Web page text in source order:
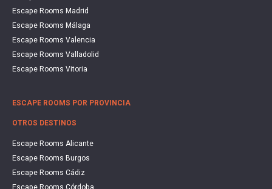
Escape Rooms Madrid
Escape Rooms Málaga
Escape Rooms Valencia
Escape Rooms Valladolid
Escape Rooms Vitoria
ESCAPE ROOMS POR PROVINCIA
OTROS DESTINOS
Escape Rooms Alicante
Escape Rooms Burgos
Escape Rooms Cádiz